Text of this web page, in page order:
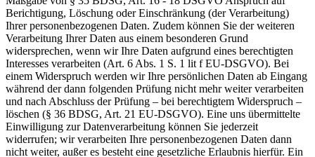
Berichtigung, Löschung oder Einschränkung (der Verarbeitung)
Ihrer personenbezogenen Daten. Zudem können Sie der weiteren
Verarbeitung Ihrer Daten aus einem besonderen Grund
widersprechen, wenn wir Ihre Daten aufgrund eines berechtigten
Interesses verarbeiten (Art. 6 Abs. 1 S. 1 lit f EU-DSGVO). Bei
einem Widerspruch werden wir Ihre persönlichen Daten ab Eingang
während der dann folgenden Prüfung nicht mehr weiter verarbeiten
und nach Abschluss der Prüfung – bei berechtigtem Widerspruch –
löschen (§ 36 BDSG, Art. 21 EU-DSGVO). Eine uns übermittelte
Einwilligung zur Datenverarbeitung können Sie jederzeit
widerrufen; wir verarbeiten Ihre personenbezogenen Daten dann
nicht weiter, außer es besteht eine gesetzliche Erlaubnis hierfür. Ein